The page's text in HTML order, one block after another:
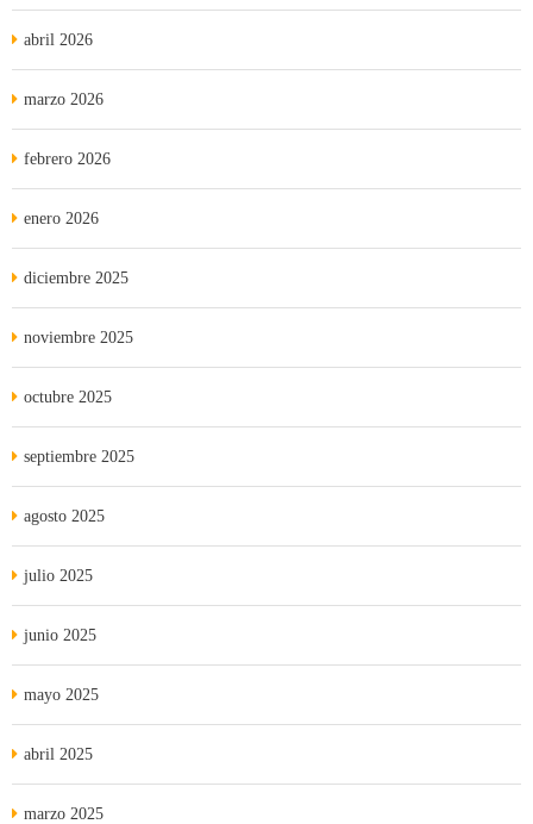
abril 2026
marzo 2026
febrero 2026
enero 2026
diciembre 2025
noviembre 2025
octubre 2025
septiembre 2025
agosto 2025
julio 2025
junio 2025
mayo 2025
abril 2025
marzo 2025